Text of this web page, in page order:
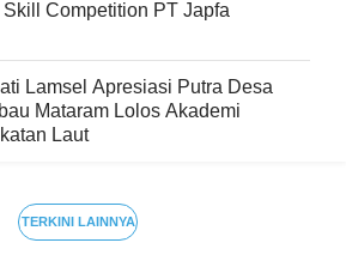
Skill Competition PT Japfa
Lamsel Apresiasi Putra Desa
Mataram Lolos Akademi
Laut
TERKINI LAINNYA